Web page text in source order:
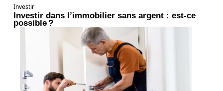
Investir
Investir dans l’immobilier sans argent : est-ce
possible ?